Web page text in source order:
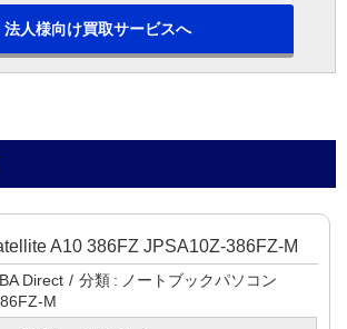
法人様向け買取サービスへ
A10 386FZ JPSA10Z-386FZ-M
Direct 分類
ノートブックパソコン
M